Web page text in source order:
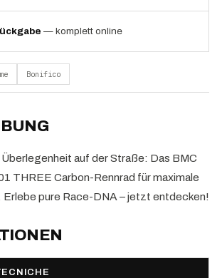
— komplett online
Bonifico
auf der Straße: Das BMC
THREE Carbon-Rennrad für maximale
pure Race-DNA – jetzt entdecken!